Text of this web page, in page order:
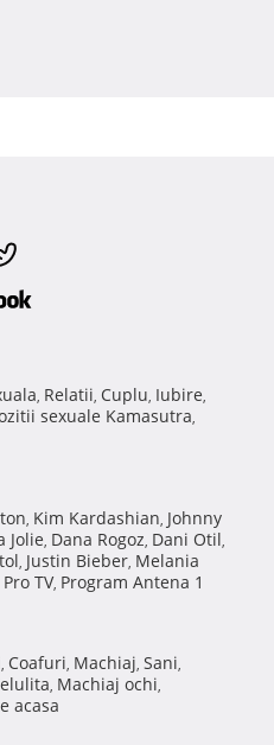
, Relatii, Cuplu, Iubire,
sexuale Kamasutra,
, Kim Kardashian, Johnny
Jolie, Dana Rogoz, Dani Otil,
, Justin Bieber, Melania
TV, Program Antena 1
, Coafuri, Machiaj, Sani,
, Machiaj ochi,
acasa